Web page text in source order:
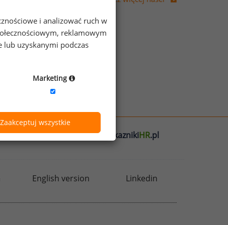
badaniaHR.pl wskaznikiHR.pl
English version Linkedin
i analizować ruch w
reklamowym
lub uzyskanymi podczas
Marketing
Zaakceptuj wszystkie